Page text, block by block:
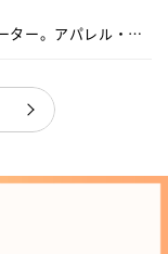
ター。アパレル・キ